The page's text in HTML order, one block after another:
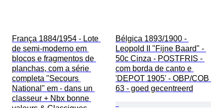
França 1884/1954 - Lote
de semi-moderno em
blocos e fragmentos de
planchas, com a série
completa "Secours
National" em - dans un
classeur + Nbx bonne
Bélgica 1893/1900 -
Leopold II "Fijne Baard" -
50c Cinza - POSTFRIS -
com borda de canto e
'DEPOT 1905' - OBP/COB
63 - goed gecentreerd